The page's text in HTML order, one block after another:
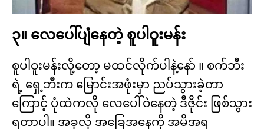
၃။ လေပေါ်ပျံနေတဲ့ စူပါဝူးမန်း
စူပါဝူးမန်းလို့တော့ မထင်လိုက်ပါနဲ့နော် ။ စက်ဘီး
ရဲ့ ရှေ့ဘီးက မြောင်းအဖုံးမှာ ညပ်သွားခဲ့တာ
ကြောင့် ပုံထဲကလို လေပေါ်ဝဲနေတဲ့ ဒီဇိုင်း ဖြစ်သွား
ရတာပါ။ အခုလို အခြေအနေကို အမိအရ